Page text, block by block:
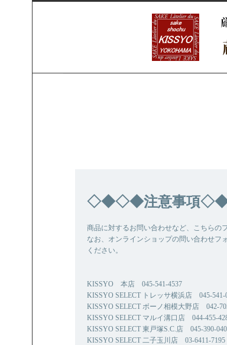
◇◆◇◆注意事項
商品に対するお問い合わせなど、こちらの
なお、オンラインショップの問い合わせフ
ください。
KISSYO 本店 045-541-4537
KISSYO SELECT トレッサ横浜店 045-541-
KISSYO SELECT ボーノ相模大野店 042-
KISSYO SELECT マルイ溝口店 044-455-
KISSYO SELECT 東戸塚S.C.店 045-390-
KISSYO SELECT 二子玉川店 03-6411-7195